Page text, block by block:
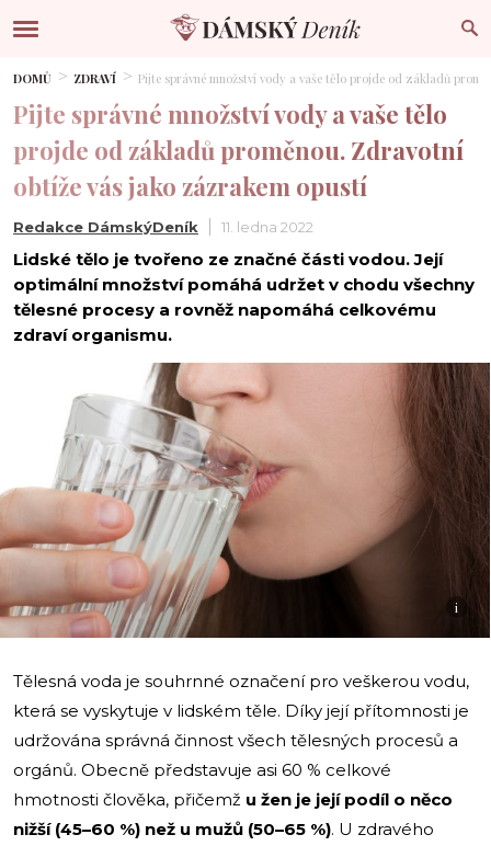
DOMŮ ZDRAVÍ Pijte správné množství vody a vaše tělo projde od základů
Pijte správné množství vody a vaše tělo
projde od základů proměnou. Zdravotní
obtíže vás jako zázrakem opustí
Redakce DámskýDeník 11. ledna 2022
Lidské tělo je tvořeno ze značné části vodou. Její
optimální množství pomáhá udržet v chodu všechny
tělesné procesy a rovněž napomáhá celkovému
zdraví organismu.
i
Tělesná voda je souhrnné označení pro veškerou vodu,
která se vyskytuje v lidském těle. Díky její přítomnosti je
udržována správná činnost všech tělesných procesů a
orgánů. Obecně představuje asi 60 % celkové
hmotnosti člověka, přičemž u žen je její podíl o něco
nižší (45–60 %) než u mužů (50–65 %). U zdravého